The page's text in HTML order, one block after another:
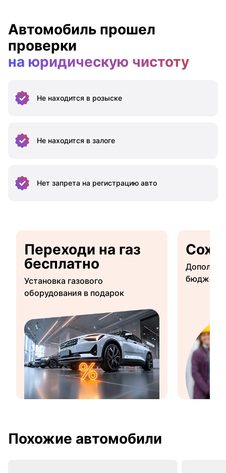
Автомобиль прошел
проверки
на юридическую чистоту
Не находится в розыске
Не находится в залоге
Нет запрета на регистрацию авто
Переходи на газ
бесплатно
Установка газового
оборудования в подарок
Похожие автомобили